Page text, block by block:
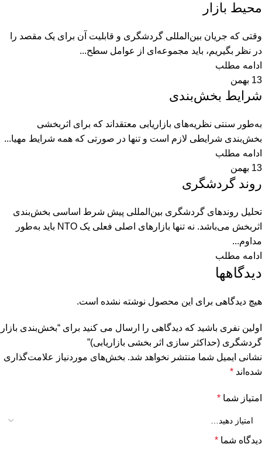
محیط بازار
وقتی که جریان بین‌المللی گردشگری و قابلیت آن برای یک مقصد را
در نظر بگیریم، باید مجموعه‌ای از عوامل سطح...
ادامه مطلب
13 بهمن
شرایط بخش‌بندی
به‌طور سنتی نظریه‌های بازاریابی معتقداند که برای اثربخشی
بخش‌بندی شرایطی لازم است و تنها در صورتی که همه شرایط مهیا...
ادامه مطلب
13 بهمن
روند گردشگری
تحلیل روندهای گردشگری بین‌المللی پیش شرط اساسی بخش‌بندی
اثربخش می‌باشد. نه تنها بازارهای اصلی فعلی یک NTO باید به‌طور
مداوم...
ادامه مطلب
دیدگاهها
هیچ دیدگاهی برای این محصول نوشته نشده است.
اولین نفری باشید که دیدگاهی را ارسال می کنید برای “بخش‌بندی بازار
گردشگری (حداکثر سازی اثر بخشی بازاریابی)”
نشانی ایمیل شما منتشر نخواهد شد. بخش‌های موردنیاز علامت‌گذاری
شده‌اند *
امتیاز شما *
دیدگاه شما *